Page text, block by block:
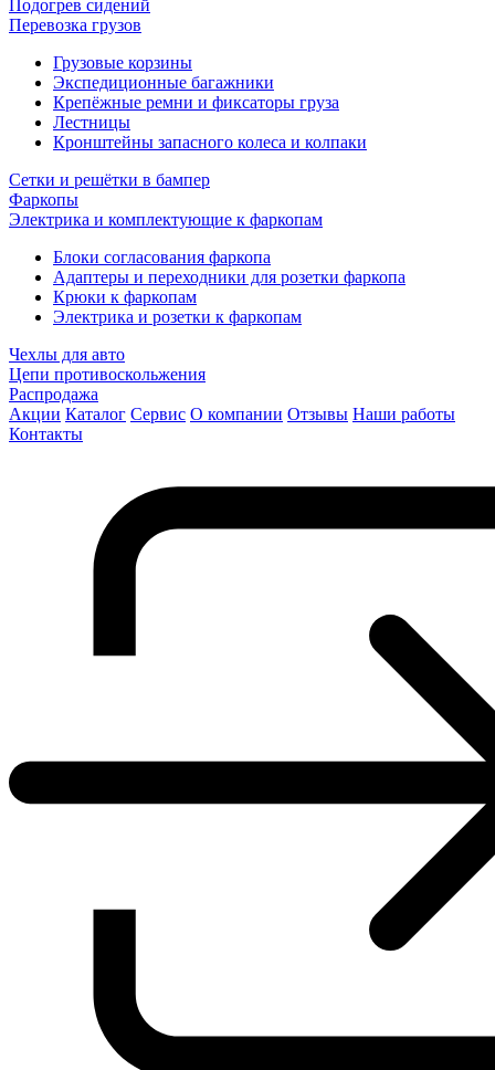
Подогрев сидений
Перевозка грузов
Грузовые корзины
Экспедиционные багажники
Крепёжные ремни и фиксаторы груза
Лестницы
Кронштейны запасного колеса и колпаки
Сетки и решётки в бампер
Фаркопы
Электрика и комплектующие к фаркопам
Блоки согласования фаркопа
Адаптеры и переходники для розетки фаркопа
Крюки к фаркопам
Электрика и розетки к фаркопам
Чехлы для авто
Цепи противоскольжения
Распродажа
Акции Каталог Сервис О компании Отзывы Наши работы
Контакты